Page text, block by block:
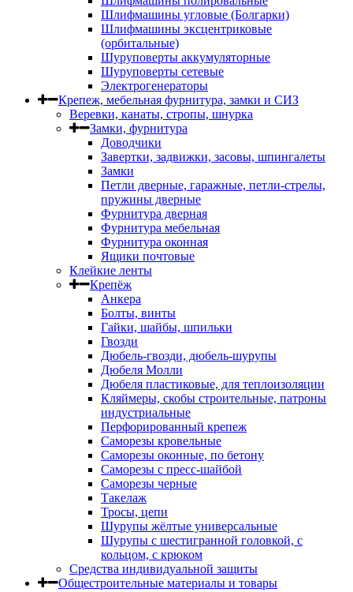
Шлифмашины угловые (Болгарки)
Шлифмашины эксцентриковые
(орбитальные)
Шуруповерты аккумуляторные
Шуруповерты сетевые
Электрогенераторы
Крепеж, мебельная фурнитура, замки и СИЗ
Веревки, канаты, стропы, шнурка
Замки, фурнитура
Доводчики
Завертки, задвижки, засовы, шпингалеты
Замки
Петли дверные, гаражные, петли-стрелы,
пружины дверные
Фурнитура дверная
Фурнитура мебельная
Фурнитура оконная
Ящики почтовые
Клейкие ленты
Крепёж
Анкера
Болты, винты
Гайки, шайбы, шпильки
Гвозди
Дюбель-гвозди, дюбель-шурупы
Дюбеля Молли
Дюбеля пластиковые, для теплоизоляции
Кляймеры, скобы строительные, патроны
индустриальные
Перфорированный крепеж
Саморезы кровельные
Саморезы оконные, по бетону
Саморезы с пресс-шайбой
Саморезы черные
Такелаж
Тросы, цепи
Шурупы жёлтые универсальные
Шурупы с шестигранной головкой, с
кольцом, с крюком
Средства индивидуальной защиты
Общестроительные материалы и товары